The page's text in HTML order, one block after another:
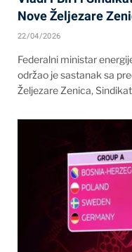
Nove Željezare
22/04/2026
Federalni ministar
održao je sastanak sa
Željezare Zenica,